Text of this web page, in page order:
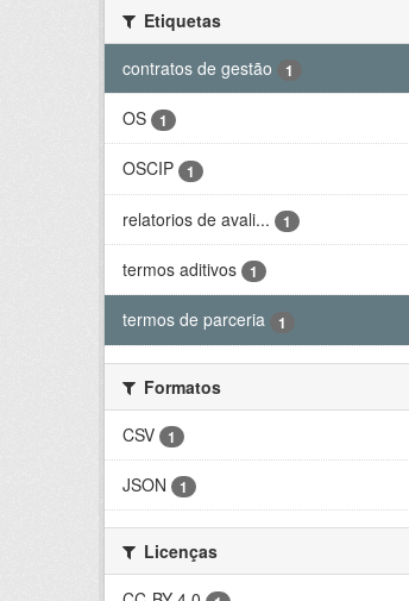
Etiquetas
contratos de gestão
1
OS 1
OSCIP 1
relatorios de avali... 1
termos aditivos 1
termos de parceria 1
Formatos
CSV
1
JSON 1
Licenças